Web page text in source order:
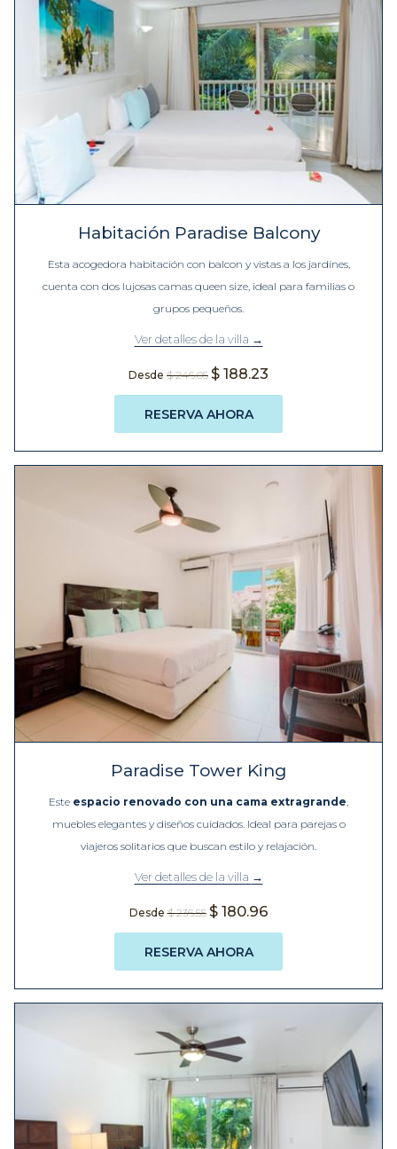
Habitación Paradise Balcony
Esta acogedora habitación con balcon y vistas a los jardines,
cuenta con dos lujosas camas queen size, ideal para familias o
grupos pequeños.
Ver detalles de la villa
Desde $ 246.05 $ 188.23
RESERVA AHORA
Paradise Tower King
Este espacio renovado con una cama extragrande
muebles elegantes y diseños cuidados. Ideal para parejas o
viajeros solitarios que buscan estilo y relajación.
Ver detalles de la villa
Desde$ 236.55 $ 180.96
RESERVA AHORA